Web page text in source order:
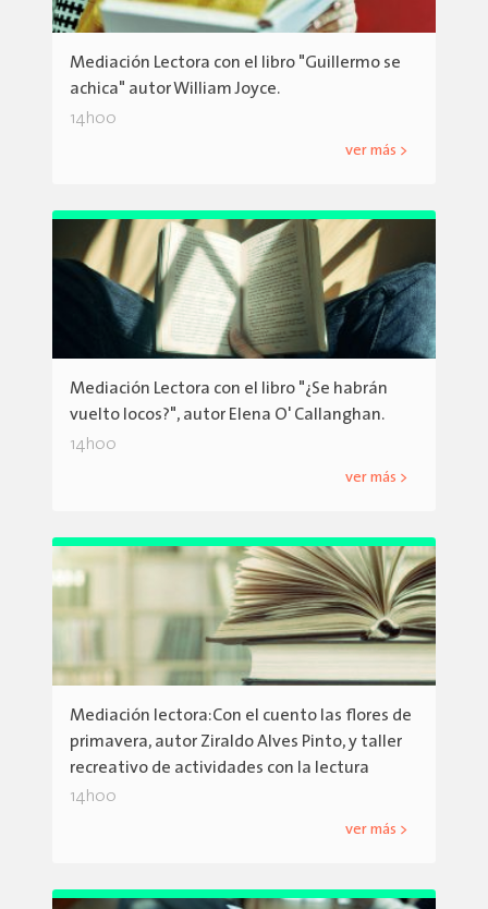
Mediación Lectora con el libro "Guillermo se
achica" autor William Joyce.
14h00
ver más >
Mediación Lectora con el libro "¿Se habrán
vuelto locos?", autor Elena O' Callanghan.
14h00
ver más >
Mediación lectora:Con el cuento las flores de
primavera, autor Ziraldo Alves Pinto, y taller
recreativo de actividades con la lectura
14h00
ver más >